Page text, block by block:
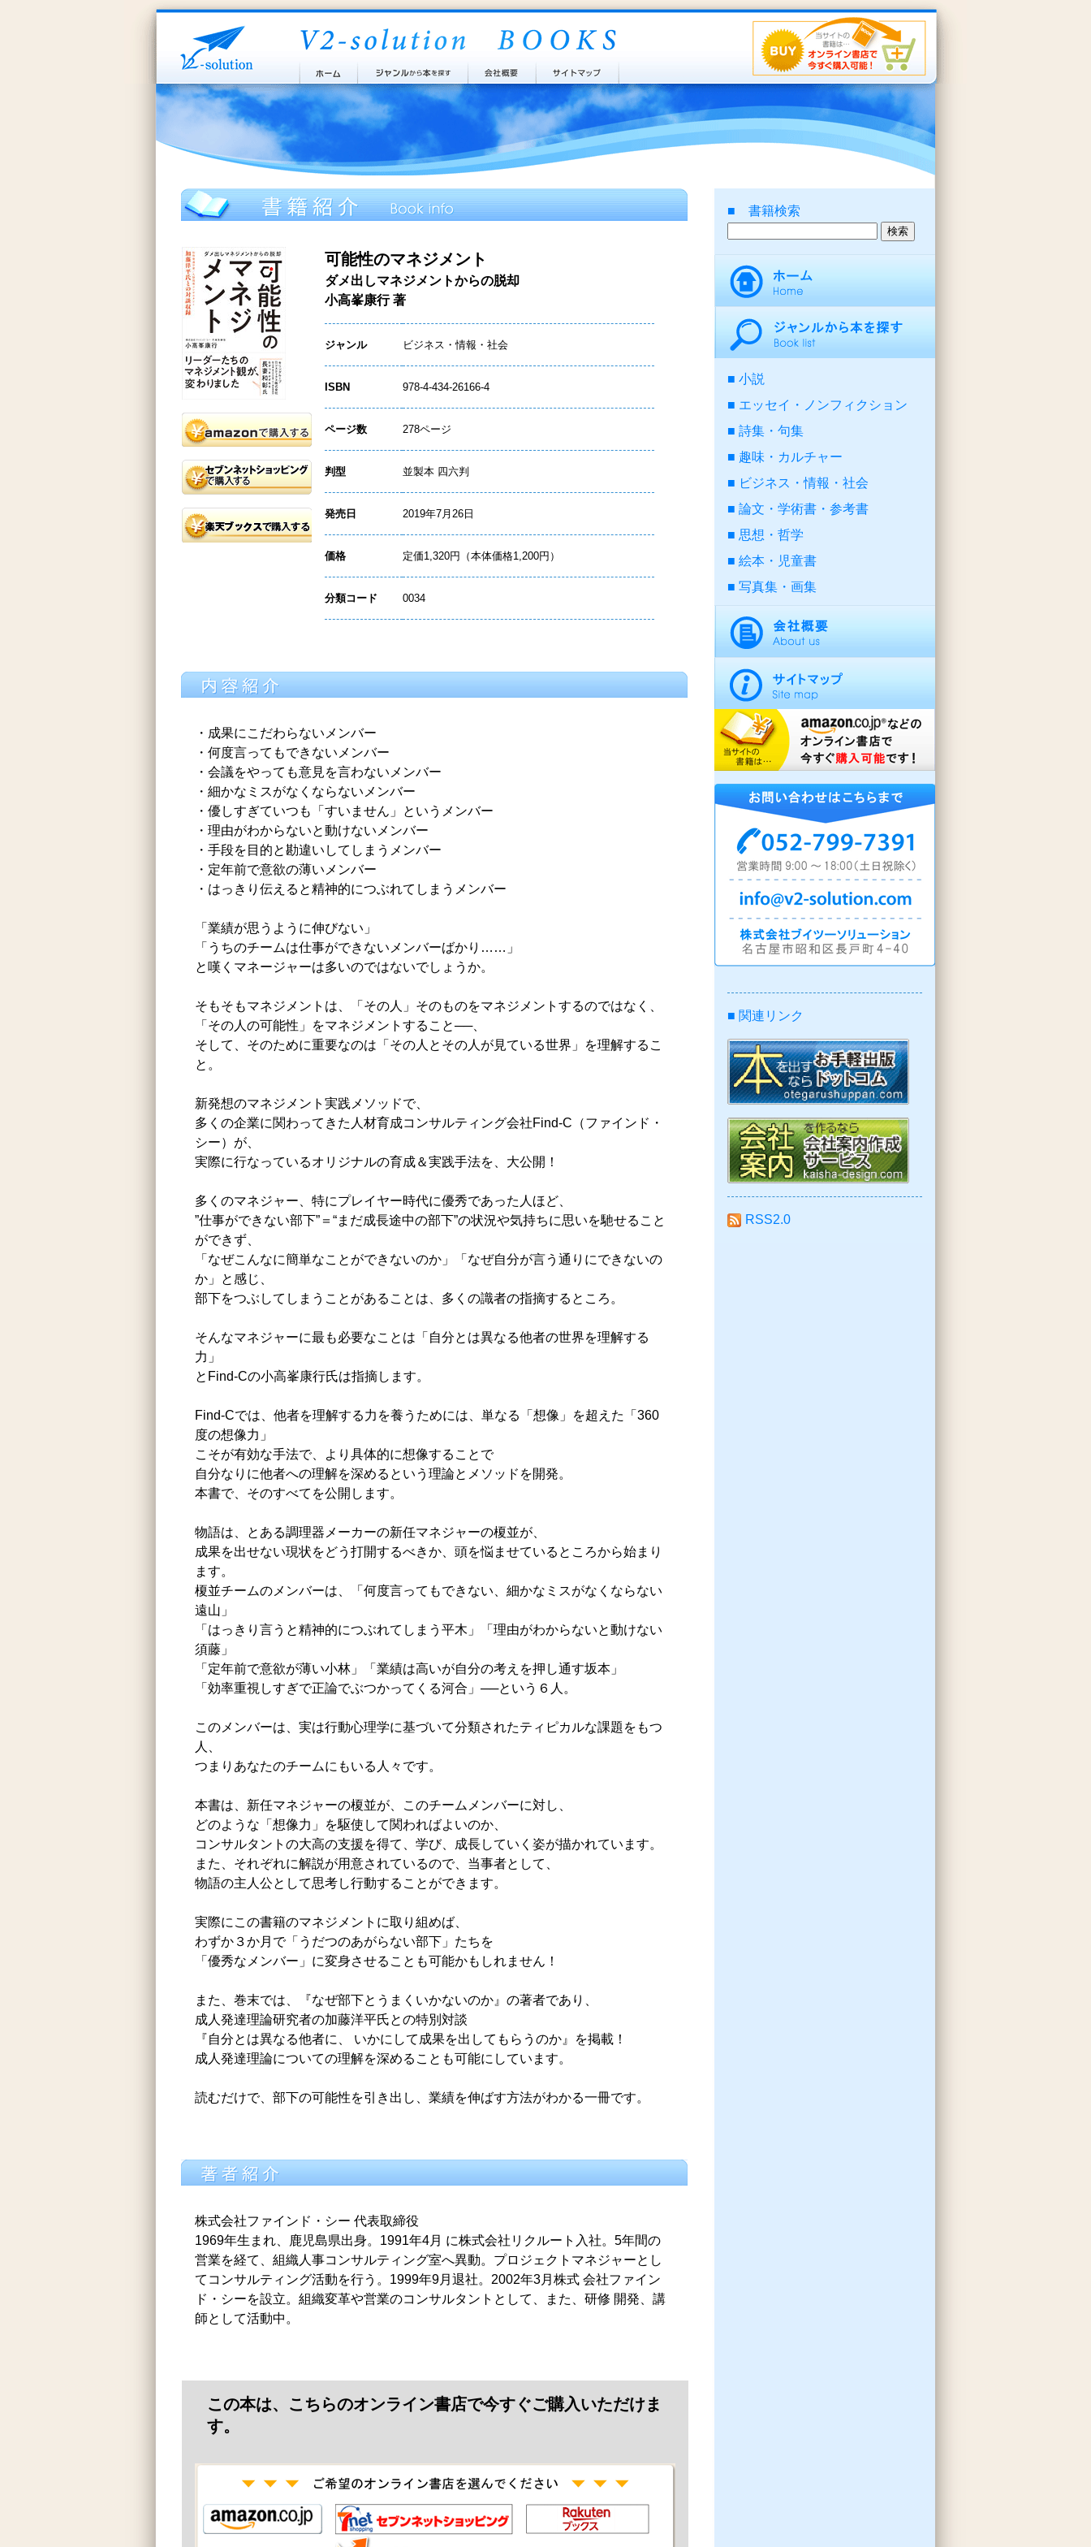
可能性のマネジメント
ダメ出しマネジメントからの脱却
小高峯康行 著
ジャンル ビジネス・情報・社会
ISBN 978-4-434-26166-4
ページ数 278ページ
判型 並製本 四六判
発売日 2019年7月26日
価格 定価1,320円（本体価格1,200円）
分類コード 0034
・成果にこだわらないメンバー
・何度言ってもできないメンバー
・会議をやっても意見を言わないメンバー
・細かなミスがなくならないメンバー
・優しすぎていつも「すいません」というメンバー
・理由がわからないと動けないメンバー
・手段を目的と勘違いしてしまうメンバー
・定年前で意欲の薄いメンバー
・はっきり伝えると精神的につぶれてしまうメンバー
「業績が思うように伸びない」
「うちのチームは仕事ができないメンバーばかり……」
と嘆くマネージャーは多いのではないでしょうか。
そもそもマネジメントは、「その人」そのものをマネジメントするのではなく、
「その人の可能性」をマネジメントすること──、
そして、そのために重要なのは「その人とその人が見ている世界」を理解するこ
と。
新発想のマネジメント実践メソッドで、
多くの企業に関わってきた人材育成コンサルティング会社Find-C（ファインド・
シー）が、
実際に行なっているオリジナルの育成＆実践手法を、大公開！
多くのマネジャー、特にプレイヤー時代に優秀であった人ほど、
”仕事ができない部下”＝“まだ成長途中の部下”の状況や気持ちに思いを馳せること
ができず、
「なぜこんなに簡単なことができないのか」「なぜ自分が言う通りにできないの
か」と感じ、
部下をつぶしてしまうことがあることは、多くの識者の指摘するところ。
そんなマネジャーに最も必要なことは「自分とは異なる他者の世界を理解する
力」
とFind-Cの小高峯康行氏は指摘します。
Find-Cでは、他者を理解する力を養うためには、単なる「想像」を超えた「360
度の想像力」
こそが有効な手法で、より具体的に想像することで
自分なりに他者への理解を深めるという理論とメソッドを開発。
本書で、そのすべてを公開します。
物語は、とある調理器メーカーの新任マネジャーの榎並が、
成果を出せない現状をどう打開するべきか、頭を悩ませているところから始まり
ます。
榎並チームのメンバーは、「何度言ってもできない、細かなミスがなくならない
遠山」
「はっきり言うと精神的につぶれてしまう平木」「理由がわからないと動けない
須藤」
「定年前で意欲が薄い小林」「業績は高いが自分の考えを押し通す坂本」
「効率重視しすぎで正論でぶつかってくる河合」──という６人。
このメンバーは、実は行動心理学に基づいて分類されたティピカルな課題をもつ
人、
つまりあなたのチームにもいる人々です。
本書は、新任マネジャーの榎並が、このチームメンバーに対し、
どのような「想像力」を駆使して関わればよいのか、
コンサルタントの大高の支援を得て、学び、成長していく姿が描かれています。
また、それぞれに解説が用意されているので、当事者として、
物語の主人公として思考し行動することができます。
実際にこの書籍のマネジメントに取り組めば、
わずか３か月で「うだつのあがらない部下」たちを
「優秀なメンバー」に変身させることも可能かもしれません！
また、巻末では、『なぜ部下とうまくいかないのか』の著者であり、
成人発達理論研究者の加藤洋平氏との特別対談
『自分とは異なる他者に、 いかにして成果を出してもらうのか』を掲載！
成人発達理論についての理解を深めることも可能にしています。
読むだけで、部下の可能性を引き出し、業績を伸ばす方法がわかる一冊です。
株式会社ファインド・シー 代表取締役
1969年生まれ、鹿児島県出身。1991年4月 に株式会社リクルート入社。5年間の
営業を経て、組織人事コンサルティング室へ異動。プロジェクトマネジャーとし
てコンサルティング活動を行う。1999年9月退社。2002年3月株式 会社ファイン
ド・シーを設立。組織変革や営業のコンサルタントとして、また、研修 開発、講
師として活動中。
この本は、こちらのオンライン書店で今すぐご購入いただけま
す。
■ 書籍検索
小説
エッセイ・ノンフィクション
詩集・句集
趣味・カルチャー
ビジネス・情報・社会
論文・学術書・参考書
思想・哲学
絵本・児童書
写真集・画集
■ 関連リンク
RSS2.0